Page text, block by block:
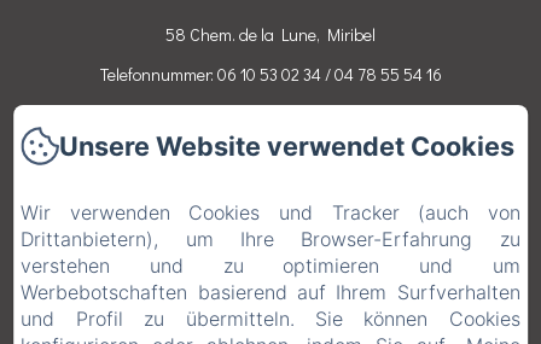
58 Chem. de la Lune, Miribel
Telefonnummer: 06 10 53 02 34 / 04 78 55 54 16
Chambres
Activités
Contact
Rechtliche Informationen
Unsere Website verwendet Cookies
Wir verwenden Cookies und Tracker (auch von
Drittanbietern), um Ihre Browser-Erfahrung zu
verstehen und zu optimieren und um
Werbebotschaften basierend auf Ihrem Surfverhalten
und Profil zu übermitteln. Sie können Cookies